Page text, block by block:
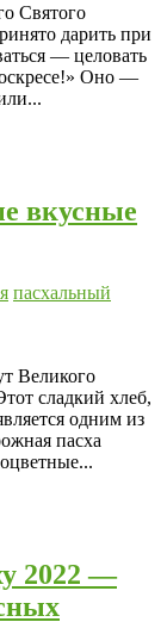
Святого
дарить при
— целовать
Оно —
вкусные
пасхальный
Великого
сладкий хлеб,
одним из
пасха
2022 —